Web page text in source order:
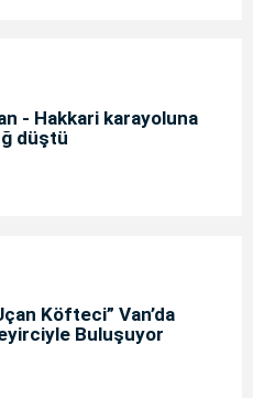
- Hakkari karayoluna
düştü
Köfteci” Van’da
Buluşuyor